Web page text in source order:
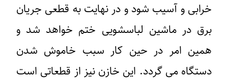
خرابی و آسیب شود و در نهایت به قطعی جریان
برق در ماشین لباسشویی ختم خواهد شد و
همین امر در حین کار سبب خاموش شدن
دستگاه می گردد. این خازن نیز از قطعاتی است